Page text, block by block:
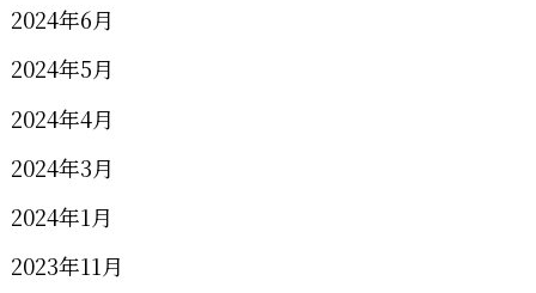
2024年6月
2024年5月
2024年4月
2024年3月
2024年1月
2023年11月